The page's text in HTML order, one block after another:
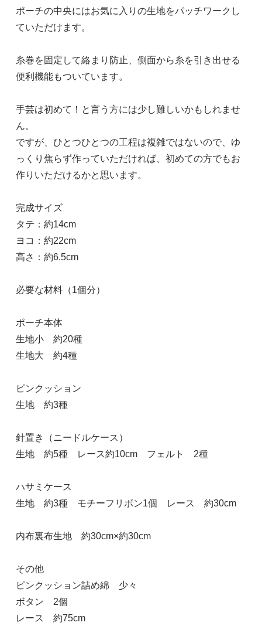
ポーチの中央にはお気に入りの生地をパッチワークし
ていただけます。
糸巻を固定して絡まり防止、側面から糸を引き出せる
便利機能もついています。
手芸は初めて！と言う方には少し難しいかもしれませ
ん。
ですが、ひとつひとつの工程は複雑ではないので、ゆ
っくり焦らず作っていただければ、初めての方でもお
作りいただけるかと思います。
完成サイズ
タテ：約14cm
ヨコ：約22cm
高さ：約6.5cm
必要な材料（1個分）
ポーチ本体
生地小 約20種
生地大 約4種
ピンクッション
生地 約3種
針置き（ニードルケース）
生地 約5種 レース約10cm フェルト 2種
ハサミケース
生地 約3種 モチーフリボン1個 レース 約30cm
内布裏布生地 約30cm×約30cm
その他
ピンクッション詰め綿 少々
ボタン 2個
レース 約75cm